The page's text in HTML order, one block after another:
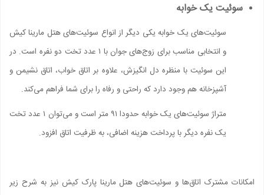
سوئیت یک خوابه
سوئیت‌های یک خوابه یکی دیگر از انواع سوئیت‌های هتل مارینا کیش
و انتخابی مناسب برای زوج‌های جوان با ۱ عدد تخت دو نفره است. در
این سوئیت با منظره دل انگیزش، علاوه بر اتاق خواب، اتاق نشیمن و
آشپزخانه هم وجود دارد که راحتی و رفاه را برای شما فراهم می‌کند.
متراژ سوئیت‌های یک خوابه حدودا ۹۱ متر است و می‌توان ۱ عدد تخت
یک نفره دیگر با پرداخت هزینه اضافی، به ظرفیت اتاق افزود.
امکانات مشترک اتاق‌ها و سوئیت‌های هتل مارینا پارک کیش نیز به شرح زیر